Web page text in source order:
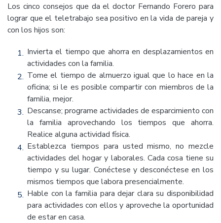
Los cinco consejos que da el doctor Fernando Forero para
lograr que el teletrabajo sea positivo en la vida de pareja y
con los hijos son:
Invierta el tiempo que ahorra en desplazamientos en
actividades con la familia.
Tome el tiempo de almuerzo igual que lo hace en la
oficina; si le es posible compartir con miembros de la
familia, mejor.
Descanse; programe actividades de esparcimiento con
la familia aprovechando los tiempos que ahorra.
Realice alguna actividad física.
Establezca tiempos para usted mismo, no mezcle
actividades del hogar y laborales. Cada cosa tiene su
tiempo y su lugar. Conéctese y desconéctese en los
mismos tiempos que labora presencialmente.
Hable con la familia para dejar clara su disponibilidad
para actividades con ellos y aproveche la oportunidad
de estar en casa.